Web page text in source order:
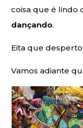
coisa que é lindo
dançando.
Eita que
Vamos adiante